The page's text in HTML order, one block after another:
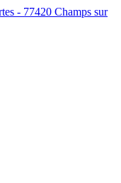
- 77420 Champs sur